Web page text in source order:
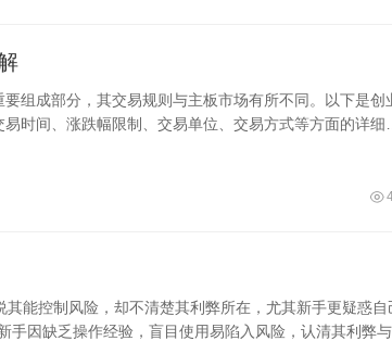
组成部分，其交易规则与主板市场有所不同。以下是创
时间、涨跌幅限制、交易单位、交易方式等方面的详细介
能控制风险，却不清楚其利弊所在，尤其新手更疑惑自
因缺乏操作经验，盲目使用易陷入风险，认清其利弊与